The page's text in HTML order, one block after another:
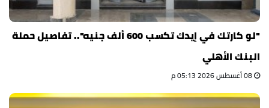
"لو كارتك في إيدك تكسب 600 ألف جنيه".. تفاصيل حملة
البنك الأهلي